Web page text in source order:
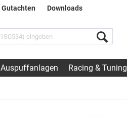
Gutachten Downloads
Auspuffanlagen Racing & Tuning